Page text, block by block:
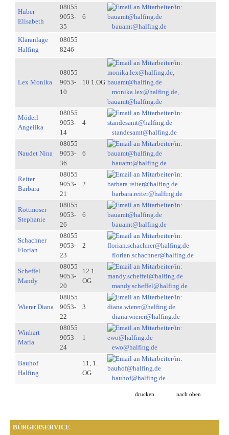
BÜRGERSERVICE
Huber
Elisabeth
08055
9053-
35
6
bauamt@halfing.de
Kläranlage
Halfing
08055
8246
Lex Monika
08055
9053-
10
10 1.OG
monika.lex@halfing.de,
bauamt@halfing.de
Möderl
Angelika
08055
9053-
14
4
standesamt@halfing.de
Naudet Nina
08055
9053-
36
6
bauamt@halfing.de
Reiter
Barbara
08055
9053-
21
2
barbara.reiter@halfing.de
Rottmoser
Stephanie
08055
9053-
26
6
bauamt@halfing.de
Schachner
Florian
08055
9053-
23
2
florian.schachner@halfing.de
Scheffel
Mandy
08055
9053-
20
12 1.
OG
mandy.scheffel@halfing.de
Wierer Diana
08055
9053-
22
3
diana.wierer@halfing.de
Winhart
Maria
08055
9053-
24
1
ewo@halfing.de
Bauhof
Halfing
11, 1.
OG
bauhof@halfing.de
drucken nach oben